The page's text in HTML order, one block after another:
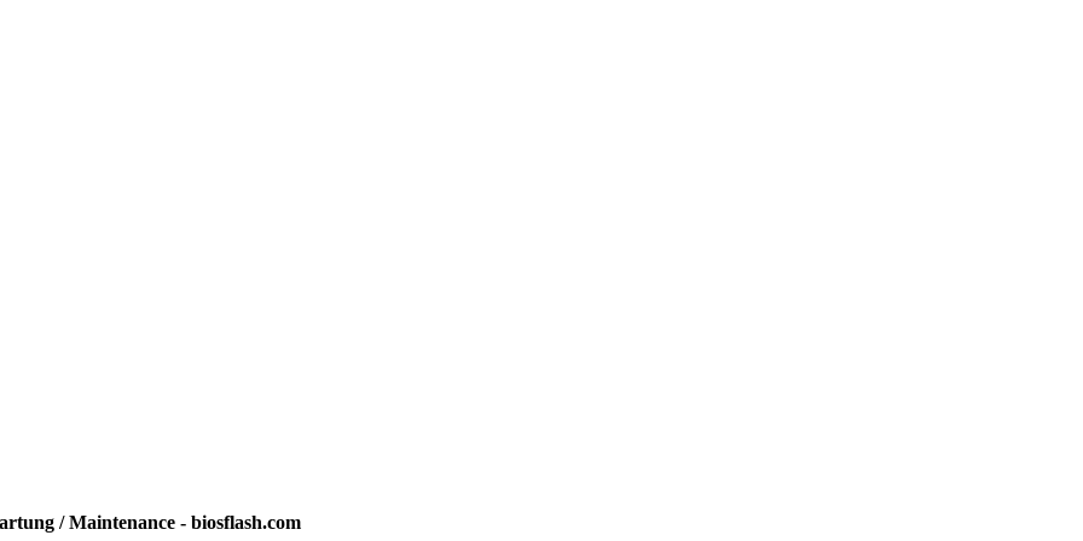
/ Maintenance - biosflash.com